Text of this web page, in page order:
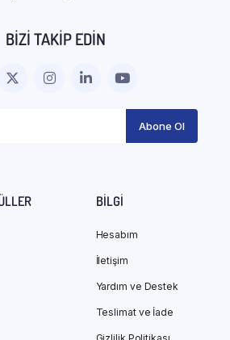
BIZI TAKIP EDIN
BILGI
Hesabım
İletişim
Yardım ve Destek
Teslimat ve İade